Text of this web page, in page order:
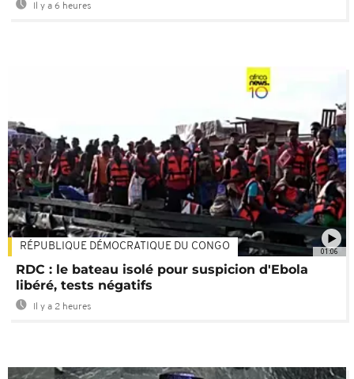
Il y a 6 heures
01:06
RÉPUBLIQUE DÉMOCRATIQUE DU CONGO
RDC : le bateau isolé pour suspicion d'Ebola
libéré, tests négatifs
Il y a 2 heures